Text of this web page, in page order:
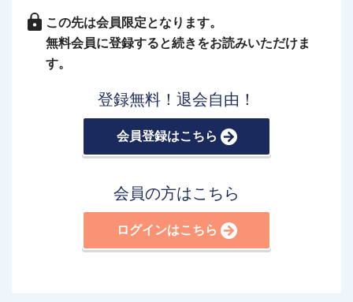
この先は会員限定となります。
無料会員に登録すると続きをお読みいただけま
す。
登録無料！退会自由！
会員登録はこちら
会員の方はこちら
ログインはこちら